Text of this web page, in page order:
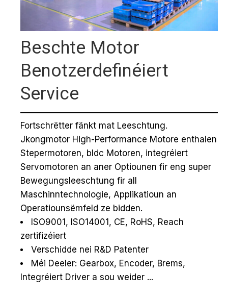
Beschte Motor
Benotzerdefinéiert
Service
Fortschrëtter fänkt mat Leeschtung.
Jkongmotor High-Performance Motore enthalen
Stepermotoren, bldc Motoren, integréiert
Servomotoren an aner Optiounen fir eng super
Bewegungsleeschtung fir all
Maschinntechnologie, Applikatioun an
Operatiounsëmfeld ze bidden.
ISO9001, ISO14001, CE, RoHS, Reach
zertifizéiert
Verschidde nei R&D Patenter
Méi Deeler: Gearbox, Encoder, Brems,
Integréiert Driver a sou weider ...